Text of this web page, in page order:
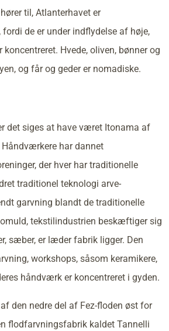
til, Atlanterhavet er
de er under indflydelse af høje,
koncentreret. Hvede, oliven, bønner og
og får og geder er nomadiske.
det siges at have været Itonama af
har dannet
der hver har traditionelle
traditionel teknologi arve-
garvning blandt de traditionelle
tekstilindustrien beskæftiger sig
sæber, er læder fabrik ligger. Den
workshops, såsom keramikere,
håndværk er koncentreret i gyden.
den nedre del af Fez-floden øst for
flodfarvningsfabrik kaldet Tannelli